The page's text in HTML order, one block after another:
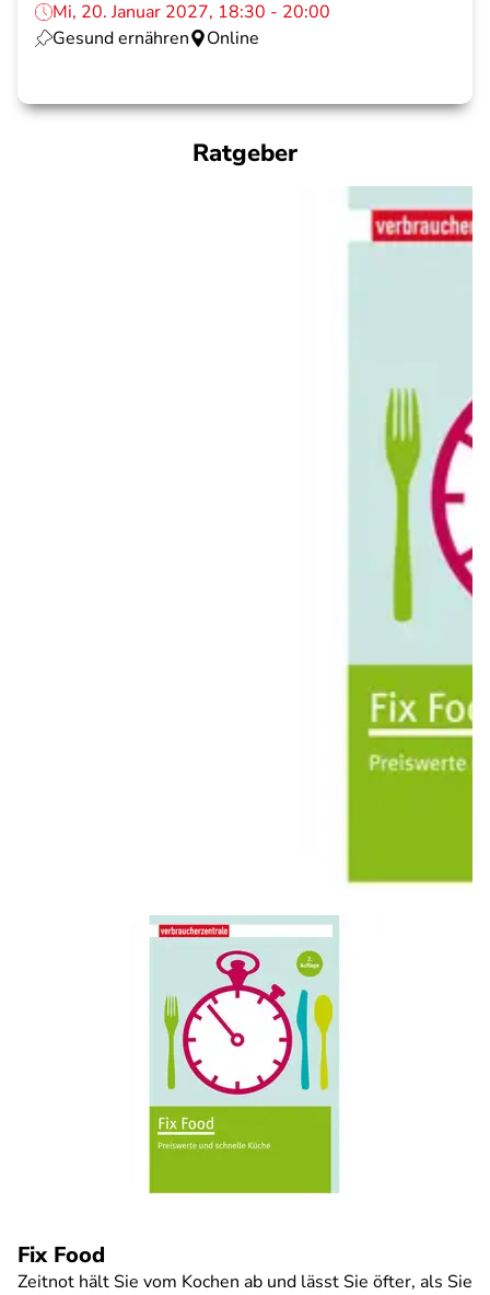
Mi, 20. Januar 2027, 18:30 - 20:00
Gesund ernähren
Online
Ratgeber
Fix Food
Zeitnot hält Sie vom Kochen ab und lässt Sie öfter, als Sie